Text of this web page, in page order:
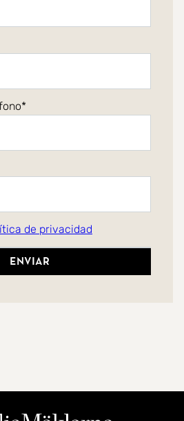
de privacidad
Enviar